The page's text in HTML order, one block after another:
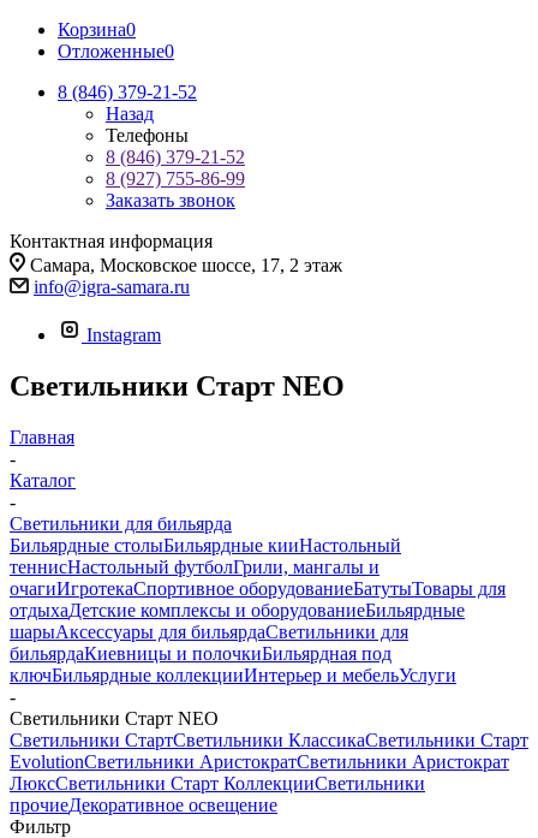
Корзина0
Отложенные0
8 (846) 379-21-52
Назад
Телефоны
8 (846) 379-21-52
8 (927) 755-86-99
Заказать звонок
Контактная информация
Самара, Московское шоссе, 17, 2 этаж
info@igra-samara.ru
Instagram
Светильники Старт NEO
Главная
-
Каталог
-
Светильники для бильярда
Бильярдные столыБильярдные кииНастольный
теннисНастольный футболГрили, мангалы и
очагиИгротекаСпортивное оборудованиеБатутыТовары для
отдыхаДетские комплексы и оборудованиеБильярдные
шарыАксессуары для бильярдаСветильники для
бильярдаКиевницы и полочкиБильярдная под
ключБильярдные коллекцииИнтерьер и мебельУслуги
-
Светильники Старт NEO
Светильники СтартСветильники КлассикаСветильники Старт
EvolutionСветильники АристократСветильники Аристократ
ЛюксСветильники Старт КоллекцииСветильники
прочиеДекоративное освещение
Фильтр